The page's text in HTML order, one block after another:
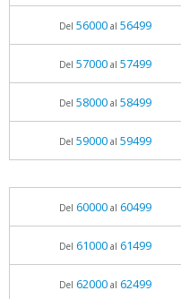
Del 56000al 56499
Del 57000al 57499
Del 58000al 58499
Del 59000al 59499
Del 60000al 60499
Del 61000al 61499
Del 62000al 62499